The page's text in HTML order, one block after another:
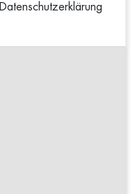
Datenschutzerklärung